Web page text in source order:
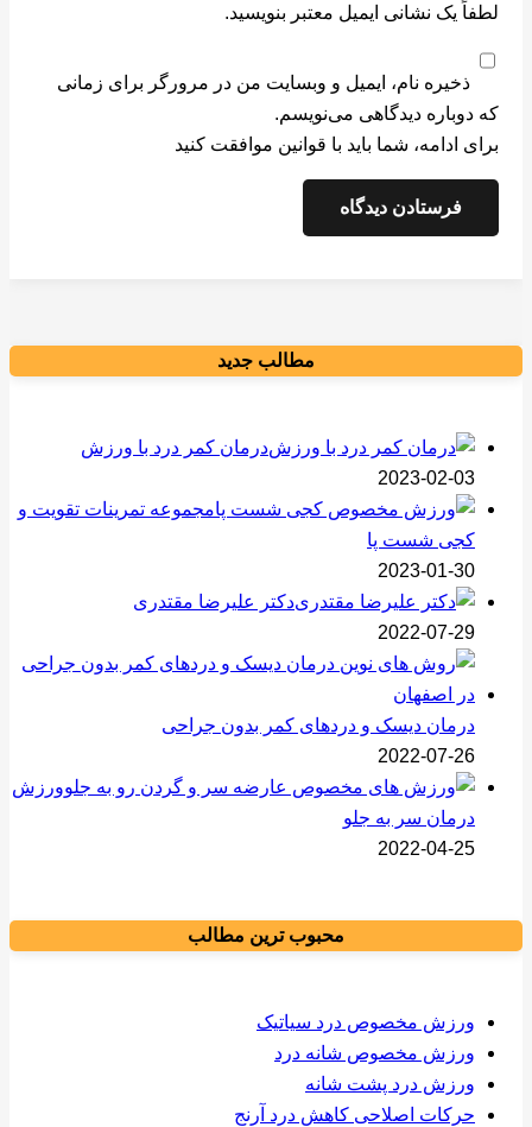
لطفاً یک نشانی ایمیل معتبر بنویسید.
ذخیره نام، ایمیل و وبسایت من در مرورگر برای زمانی
که دوباره دیدگاهی می‌نویسم.
برای ادامه، شما باید با قوانین موافقت کنید
فرستادن دیدگاه
مطالب جدید
درمان کمر درد با ورزش
2023-02-03
مجموعه تمرینات تقویت و
کجی شست پا
2023-01-30
دکتر علیرضا مقتدری
2022-07-29
درمان دیسک و دردهای کمر بدون جراحی
2022-07-26
ورزش
درمان سر به جلو
2022-04-25
محبوب ترین مطالب
ورزش مخصوص درد سیاتیک
ورزش مخصوص شانه درد
ورزش درد پشت شانه
حرکات اصلاحی کاهش درد آرنج